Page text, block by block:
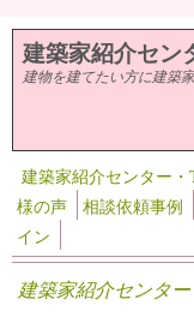
メインコンテンツに
建築家紹介セン
建物を建てたい方に建築
建築家紹介センター・
様の声
相談依頼事例
イン
建築家紹介センタ